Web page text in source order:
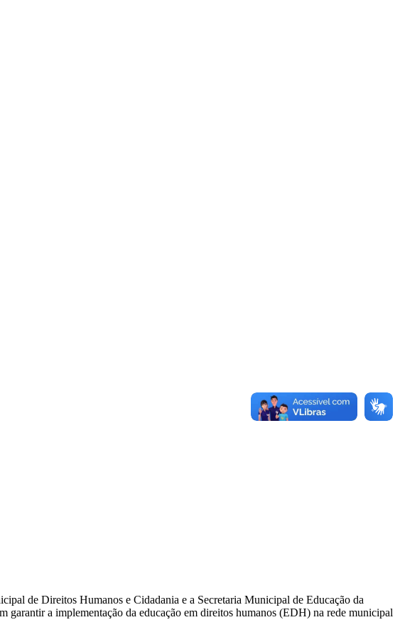
de Direitos Humanos e Cidadania e a Secretaria Municipal de Educação da
a implementação da educação em direitos humanos (EDH) na rede municipal